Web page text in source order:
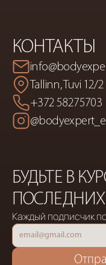
КОНТАКТЫ
Tallinn, Tuvi 12/2
+372 58275703
БУДЬТЕ В
Каждый подписчик